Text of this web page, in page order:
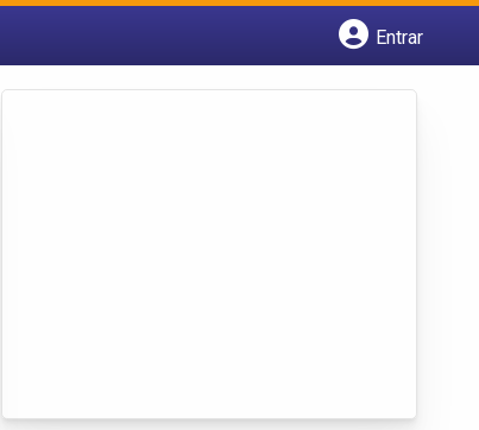
Entrar